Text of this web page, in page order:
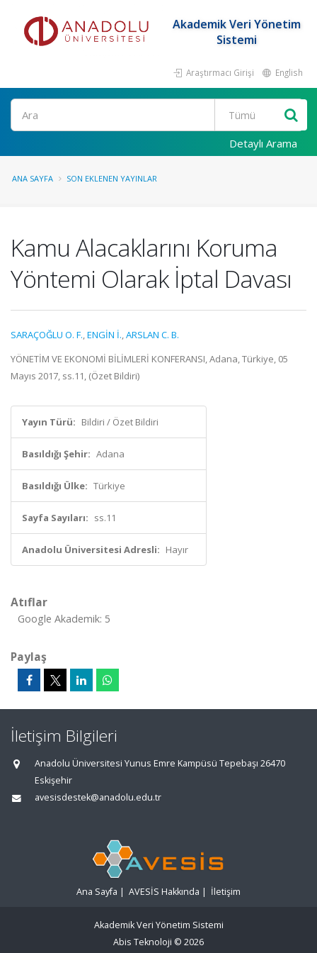
Akademik Veri Yönetim
Sistemi
Araştırmacı Girişi English
Ara
Detaylı Arama
ANA SAYFA SON EKLENEN YAYINLAR
Kamu Alacaklarını Koruma
Yöntemi Olarak İptal Davası
SARAÇOĞLU O. F.,ENGİN İ.,ARSLAN C. B.
YÖNETİM VE EKONOMİ BİLİMLERİ KONFERANSI, Adana, Türkiye, 05
Mayıs 2017, ss.11, (Özet Bildiri)
Yayın Türü: Bildiri / Özet Bildiri
Basıldığı Şehir: Adana
Basıldığı Ülke: Türkiye
Sayfa Sayıları: ss.11
Anadolu Üniversitesi Adresli: Hayır
Atıflar
Google Akademik: 5
Paylaş
İletişim Bilgileri
Anadolu Üniversitesi Yunus Emre Kampüsü Tepebaşı 26470
Eskişehir
avesisdestek@anadolu.edu.tr
Ana Sayfa | AVESİS Hakkında | İletişim
Akademik Veri Yönetim Sistemi
Abis Teknoloji © 2026